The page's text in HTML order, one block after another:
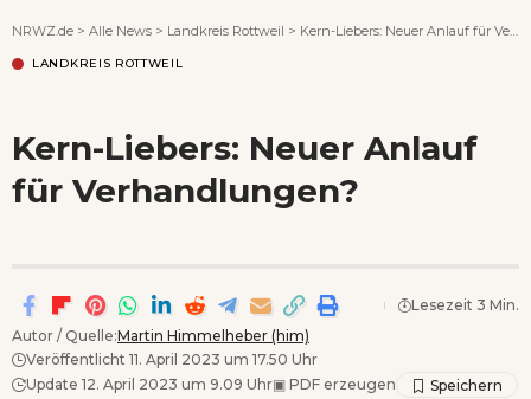
NRWZ.de > Alle News > Landkreis Rottweil > Kern-Liebers: Neuer Anlauf für Verhandlungen?
LANDKREIS ROTTWEIL
Kern-Liebers: Neuer Anlauf
für Verhandlungen?
Autor / Quelle:Martin Himmelheber (him)
Veröffentlicht 11. April 2023 um 17.50 Uhr
Update 12. April 2023 um 9.09 Uhr▣ PDF erzeugen
Lesezeit 3 Min.